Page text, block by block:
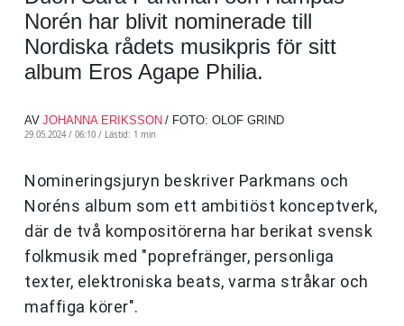
Norén har blivit nominerade till
Nordiska rådets musikpris för sitt
album Eros Agape Philia.
AV JOHANNA ERIKSSON / FOTO: OLOF GRIND
29.05.2024 / 06:10 / Lästid: 1 min
Nomineringsjuryn beskriver Parkmans och
Noréns album som ett ambitiöst konceptverk,
där de två kompositörerna har berikat svensk
folkmusik med "poprefränger, personliga
texter, elektroniska beats, varma stråkar och
maffiga körer".